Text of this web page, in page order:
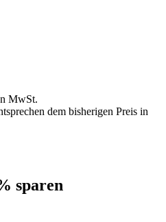
MwSt.
dem bisherigen Preis in
sparen